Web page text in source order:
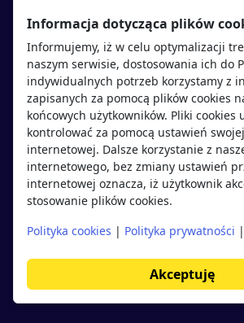
Polityka
Polityka
Kandydaci
Regulamin kandydata
Oferty pracy
Pracodawcy
Opinie o pracodawcach
Blog
Dodaj
Informacja dotycząca plików
Informujemy, iż w celu optymalizacji
naszym serwisie, dostosowania ich do
indywidualnych potrzeb korzystamy z
zapisanych za pomocą plików cookies
końcowych użytkowników. Pliki cookies
kontrolować za pomocą ustawień
internetowej. Dalsze korzystanie z
internetowego, bez zmiany ustawień
internetowej oznacza, iż użytkownik
stosowanie plików cookies.
Polityka cookies | Polityka prywatności |
Akceptuję